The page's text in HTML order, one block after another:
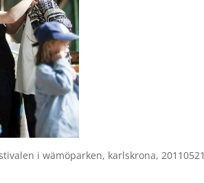
i wämöparken, karlskrona, 20110521